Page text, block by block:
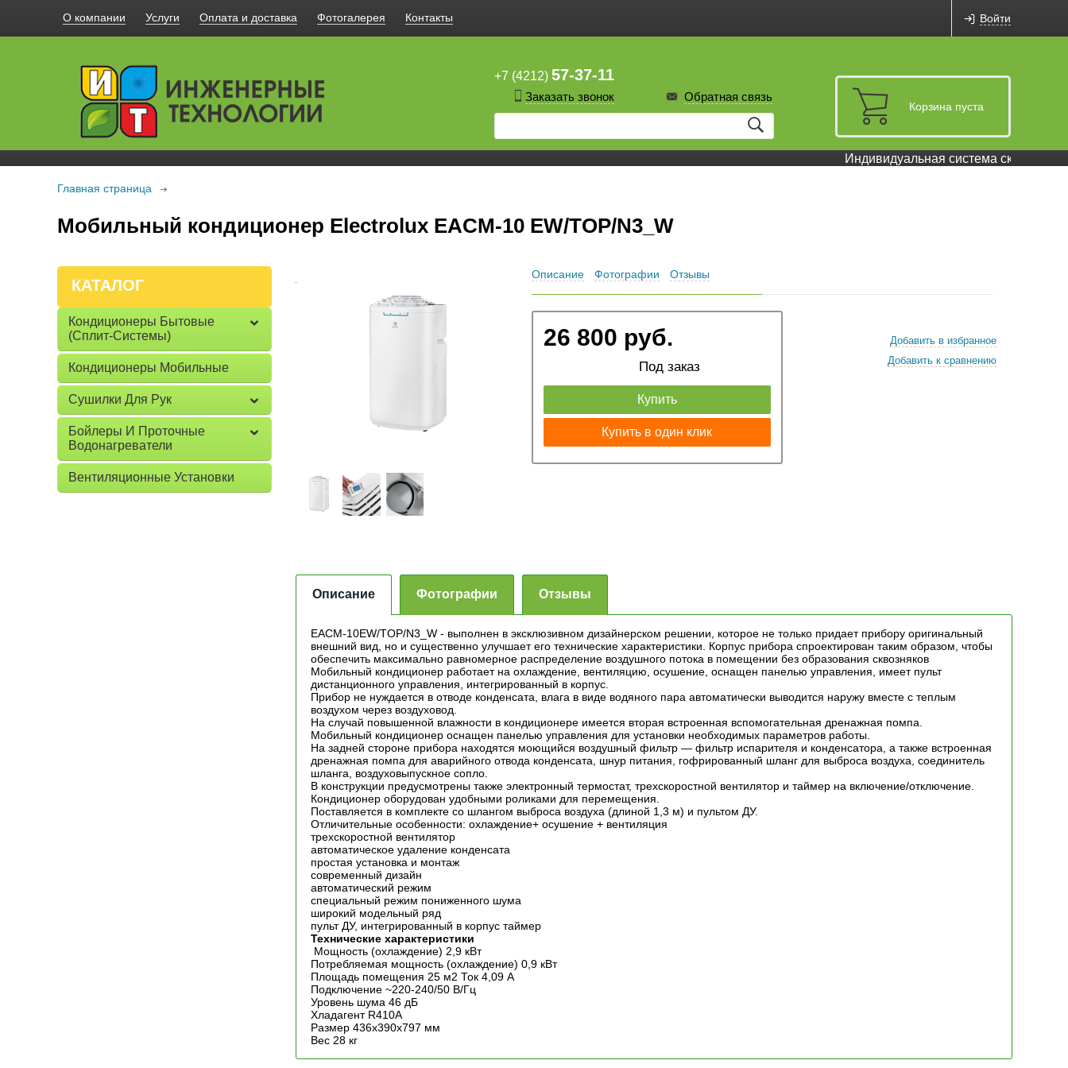
Войти
+7 (4212) 57-37-11
Заказать звонок Обратная связь
Корзина пуста
О компании Услуги Оплата и доставка Фотогалерея Контакты
Индивидуальная система скидок и
Главная страница
Мобильный кондиционер Electrolux EACM-10 EW/TOP/N3_W
КАТАЛОГ
Кондиционеры Бытовые
(сплит-Системы)
Кондиционеры Мобильные
Сушилки Для Рук
Бойлеры И Проточные
Водонагреватели
Вентиляционные Установки
Описание Фотографии Отзывы
26 800 руб.
Под заказ
Купить
Купить в один клик
Добавить в избранное
Добавить к сравнению
Описание
EACM-10EW/TOP/N3_W - выполнен в эксклюзивном дизайнерском решении, которое не только придает прибору оригинальный
внешний вид, но и существенно улучшает его технические характеристики. Корпус прибора спроектирован таким образом, чтобы
обеспечить максимально равномерное распределение воздушного потока в помещении без образования сквозняков
Мобильный кондиционер работает на охлаждение, вентиляцию, осушение, оснащен панелью управления, имеет пульт
дистанционного управления, интегрированный в корпус.
Прибор не нуждается в отводе конденсата, влага в виде водяного пара автоматически выводится наружу вместе с теплым
воздухом через воздуховод.
На случай повышенной влажности в кондиционере имеется вторая встроенная вспомогательная дренажная помпа.
Мобильный кондиционер оснащен панелью управления для установки необходимых параметров работы.
На задней стороне прибора находятся моющийся воздушный фильтр — фильтр испарителя и конденсатора, а также встроенная
дренажная помпа для аварийного отвода конденсата, шнур питания, гофрированный шланг для выброса воздуха, соединитель
шланга, воздуховыпускное сопло.
В конструкции предусмотрены также электронный термостат, трехскоростной вентилятор и таймер на включение/отключение.
Кондиционер оборудован удобными роликами для перемещения.
Поставляется в комплекте со шлангом выброса воздуха (длиной 1,3 м) и пультом ДУ.
Отличительные особенности: охлаждение+ осушение + вентиляция
трехскоростной вентилятор
автоматическое удаление конденсата
простая установка и монтаж
современный дизайн
автоматический режим
специальный режим пониженного шума
широкий модельный ряд
пульт ДУ, интегрированный в корпус таймер
Технические характеристики
Мощность (охлаждение) 2,9 кВт
Потребляемая мощность (охлаждение) 0,9 кВт
Площадь помещения 25 м2 Ток 4,09 А
Подключение ~220-240/50 В/Гц
Уровень шума 46 дБ
Хладагент R410A
Размер 436х390х797 мм
Вес 28 кг
Фотографии Отзывы